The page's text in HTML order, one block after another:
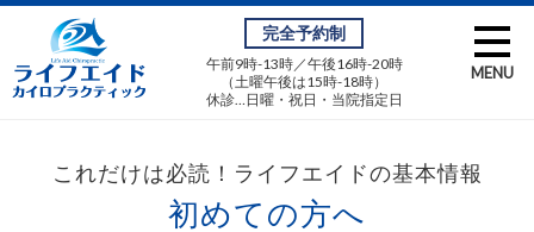
MENU
完全予約制
午前9時-13時／午後16時-20時
（土曜午後は15時-18時）
休診…日曜・祝日・当院指定日
初めての方へ